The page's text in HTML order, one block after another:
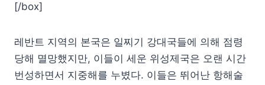
[/box]
레반트 지역의 본국은 일찌기 강대국들에 의해 점령
당해 멸망했지만, 이들이 세운 위성제국은 오랜 시간
번성하면서 지중해를 누볐다. 이들은 뛰어난 항해술